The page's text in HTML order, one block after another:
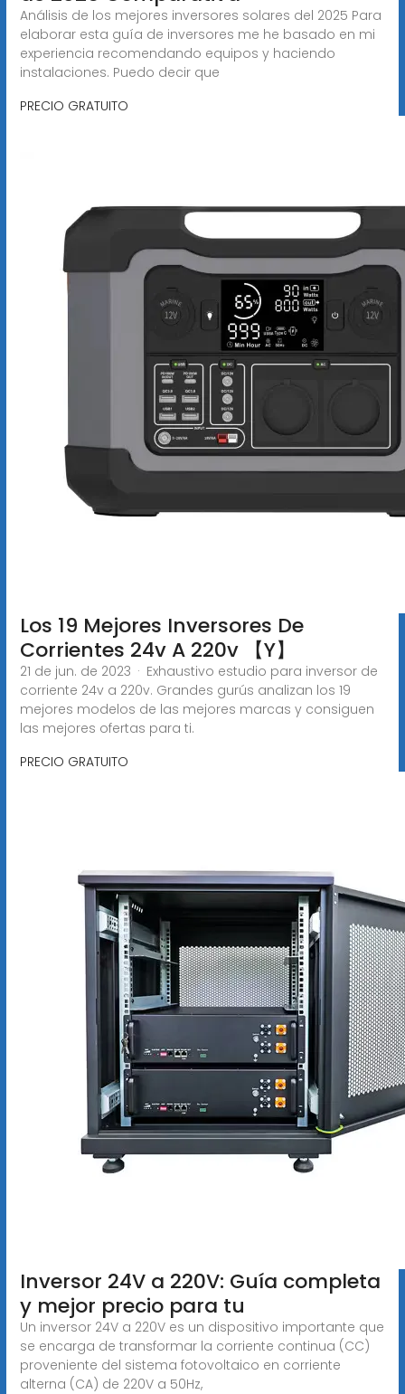
Análisis de los mejores inversores solares del 2025 Para
elaborar esta guía de inversores me he basado en mi
experiencia recomendando equipos y haciendo
instalaciones. Puedo decir que
PRECIO GRATUITO
Los 19 Mejores Inversores De
Corrientes 24v A 220v 【Y】
21 de jun. de 2023 · Exhaustivo estudio para inversor de
corriente 24v a 220v. Grandes gurús analizan los 19
mejores modelos de las mejores marcas y consiguen
las mejores ofertas para ti.
PRECIO GRATUITO
Inversor 24V a 220V: Guía completa
y mejor precio para tu
Un inversor 24V a 220V es un dispositivo importante que
se encarga de transformar la corriente continua (CC)
proveniente del sistema fotovoltaico en corriente
alterna (CA) de 220V a 50Hz,